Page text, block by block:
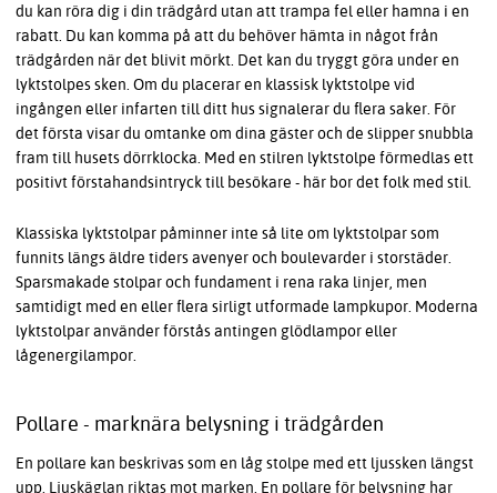
du kan röra dig i din trädgård utan att trampa fel eller hamna i en
rabatt. Du kan komma på att du behöver hämta in något från
trädgården när det blivit mörkt. Det kan du tryggt göra under en
lyktstolpes sken. Om du placerar en klassisk lyktstolpe vid
ingången eller infarten till ditt hus signalerar du flera saker. För
det första visar du omtanke om dina gäster och de slipper snubbla
fram till husets dörrklocka. Med en stilren lyktstolpe förmedlas ett
positivt förstahandsintryck till besökare - här bor det folk med stil.
Klassiska lyktstolpar påminner inte så lite om lyktstolpar som
funnits längs äldre tiders avenyer och boulevarder i storstäder.
Sparsmakade stolpar och fundament i rena raka linjer, men
samtidigt med en eller flera sirligt utformade lampkupor. Moderna
lyktstolpar använder förstås antingen glödlampor eller
lågenergilampor.
Pollare - marknära belysning i trädgården
En pollare kan beskrivas som en låg stolpe med ett ljussken längst
upp. Ljuskäglan riktas mot marken. En pollare för belysning har